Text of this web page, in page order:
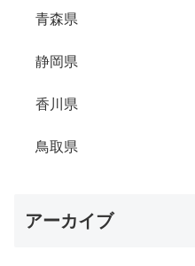
青森県
静岡県
香川県
鳥取県
アーカイブ